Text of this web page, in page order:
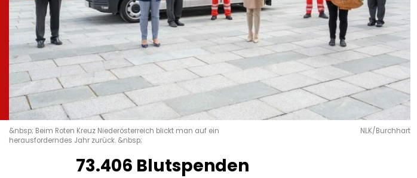
&nbsp; Beim Roten Kreuz Niederösterreich blickt man auf ein
herausforderndes Jahr zurück. &nbsp;
NLK/Burchhart
73.406 Blutspenden